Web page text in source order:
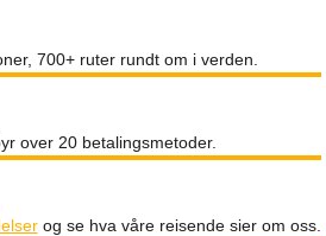
700+ ruter rundt om i verden.
over 20 betalingsmetoder.
og se hva våre reisende sier om oss.